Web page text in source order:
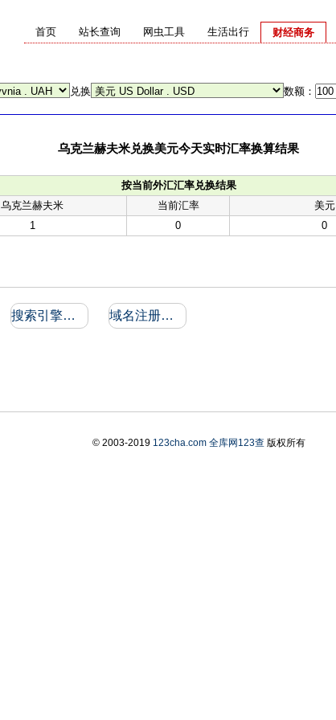
首页 站长查询 网虫工具 生活出行
财经商务
兑换 数额：
乌克兰赫夫米兑换美元今天实时汇率换算结果
按当前外汇汇率兑换结果
乌克兰赫夫米
当前汇率
美元
1
0 0
搜索引擎收录和反向链接 域名注册信息
© 2003-2019 123cha.com 全库网123查版权所有